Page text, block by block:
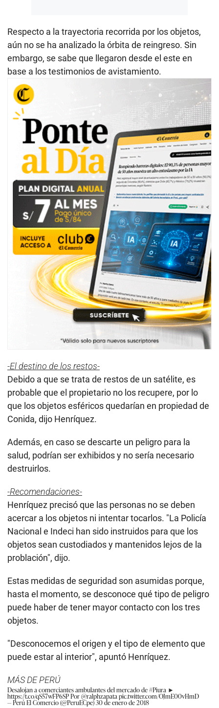
Respecto a la trayectoria recorrida por los objetos,
aún no se ha analizado la órbita de reingreso. Sin
embargo, se sabe que llegaron desde el este en
base a los testimonios de avistamiento.
-El destino de los restos-
Debido a que se trata de restos de un satélite, es
probable que el propietario no los recupere, por lo
que los objetos esféricos quedarían en propiedad de
Conida, dijo Henríquez.
Además, en caso se descarte un peligro para la
salud, podrían ser exhibidos y no sería necesario
destruirlos.
-Recomendaciones-
Henríquez precisó que las personas no se deben
acercar a los objetos ni intentar tocarlos. "La Policía
Nacional e Indeci han sido instruidos para que los
objetos sean custodiados y mantenidos lejos de la
problación", dijo.
Estas medidas de seguridad son asumidas porque,
hasta el momento, se desconoce qué tipo de peligro
puede haber de tener mayor contacto con los tres
objetos.
"Desconocemos el origen y el tipo de elemento que
puede estar al interior", apuntó Henríquez.
MÁS DE PERÚ
Desalojan a comerciantes ambulantes del mercado de#Piura ►
https://t.co/qS57wFP6SPPor@ralphzapatapic.twitter.com/OJmE00vHmD
— Perú El Comercio (@PeruECpe)30 de enero de 2018